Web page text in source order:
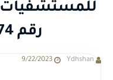
للمستشفيات
رقم 774 لسنة 1976
Ydhshan
9/22/2023